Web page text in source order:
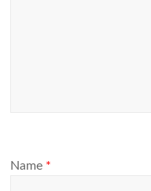
Name *